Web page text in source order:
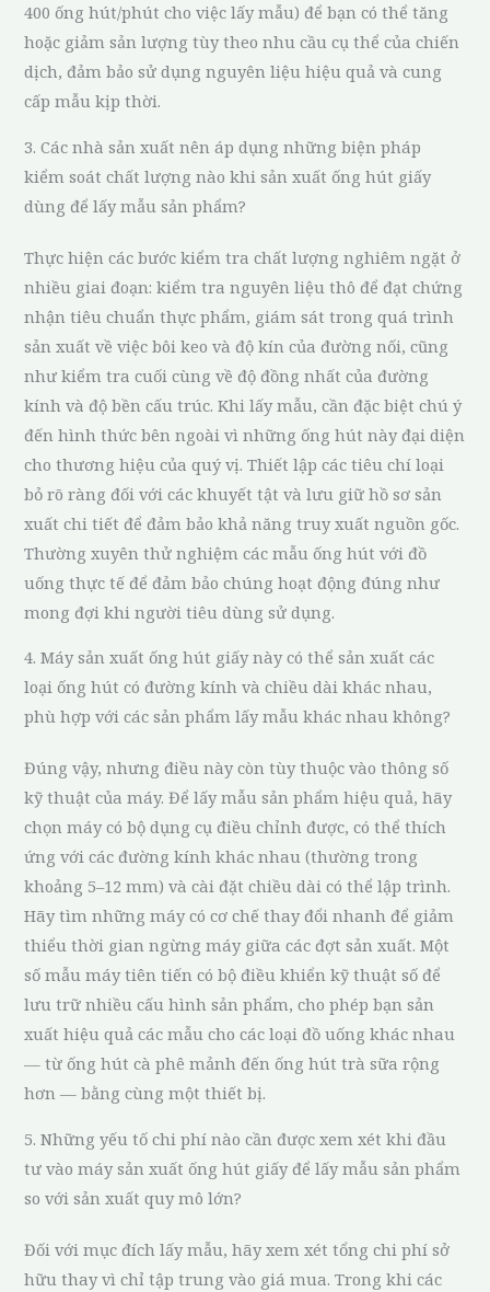
400 ống hút/phút cho việc lấy mẫu) để bạn có thể tăng
hoặc giảm sản lượng tùy theo nhu cầu cụ thể của chiến
dịch, đảm bảo sử dụng nguyên liệu hiệu quả và cung
cấp mẫu kịp thời.
3. Các nhà sản xuất nên áp dụng những biện pháp
kiểm soát chất lượng nào khi sản xuất ống hút giấy
dùng để lấy mẫu sản phẩm?
Thực hiện các bước kiểm tra chất lượng nghiêm ngặt ở
nhiều giai đoạn: kiểm tra nguyên liệu thô để đạt chứng
nhận tiêu chuẩn thực phẩm, giám sát trong quá trình
sản xuất về việc bôi keo và độ kín của đường nối, cũng
như kiểm tra cuối cùng về độ đồng nhất của đường
kính và độ bền cấu trúc. Khi lấy mẫu, cần đặc biệt chú ý
đến hình thức bên ngoài vì những ống hút này đại diện
cho thương hiệu của quý vị. Thiết lập các tiêu chí loại
bỏ rõ ràng đối với các khuyết tật và lưu giữ hồ sơ sản
xuất chi tiết để đảm bảo khả năng truy xuất nguồn gốc.
Thường xuyên thử nghiệm các mẫu ống hút với đồ
uống thực tế để đảm bảo chúng hoạt động đúng như
mong đợi khi người tiêu dùng sử dụng.
4. Máy sản xuất ống hút giấy này có thể sản xuất các
loại ống hút có đường kính và chiều dài khác nhau,
phù hợp với các sản phẩm lấy mẫu khác nhau không?
Đúng vậy, nhưng điều này còn tùy thuộc vào thông số
kỹ thuật của máy. Để lấy mẫu sản phẩm hiệu quả, hãy
chọn máy có bộ dụng cụ điều chỉnh được, có thể thích
ứng với các đường kính khác nhau (thường trong
khoảng 5–12 mm) và cài đặt chiều dài có thể lập trình.
Hãy tìm những máy có cơ chế thay đổi nhanh để giảm
thiểu thời gian ngừng máy giữa các đợt sản xuất. Một
số mẫu máy tiên tiến có bộ điều khiển kỹ thuật số để
lưu trữ nhiều cấu hình sản phẩm, cho phép bạn sản
xuất hiệu quả các mẫu cho các loại đồ uống khác nhau
— từ ống hút cà phê mảnh đến ống hút trà sữa rộng
hơn — bằng cùng một thiết bị.
5. Những yếu tố chi phí nào cần được xem xét khi đầu
tư vào máy sản xuất ống hút giấy để lấy mẫu sản phẩm
so với sản xuất quy mô lớn?
Đối với mục đích lấy mẫu, hãy xem xét tổng chi phí sở
hữu thay vì chỉ tập trung vào giá mua. Trong khi các